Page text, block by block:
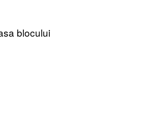
blocului